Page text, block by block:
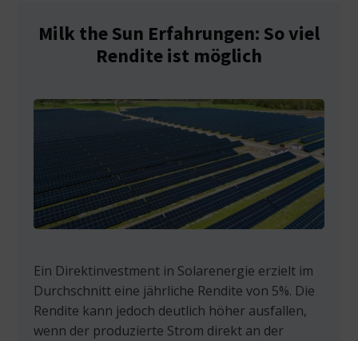
Milk the Sun Erfahrungen: So viel
Rendite ist möglich
Ein Direktinvestment in Solarenergie erzielt im
Durchschnitt eine jährliche Rendite von 5%. Die
Rendite kann jedoch deutlich höher ausfallen,
wenn der produzierte Strom direkt an der